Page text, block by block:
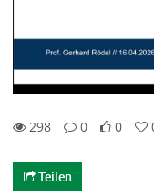
298
0
0
Teilen